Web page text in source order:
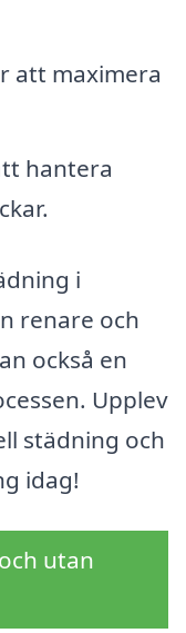
att maximera
hantera
i
renare och
också en
Upplev
städning och
idag!
utan